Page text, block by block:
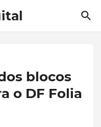
blocos
o DF Folia